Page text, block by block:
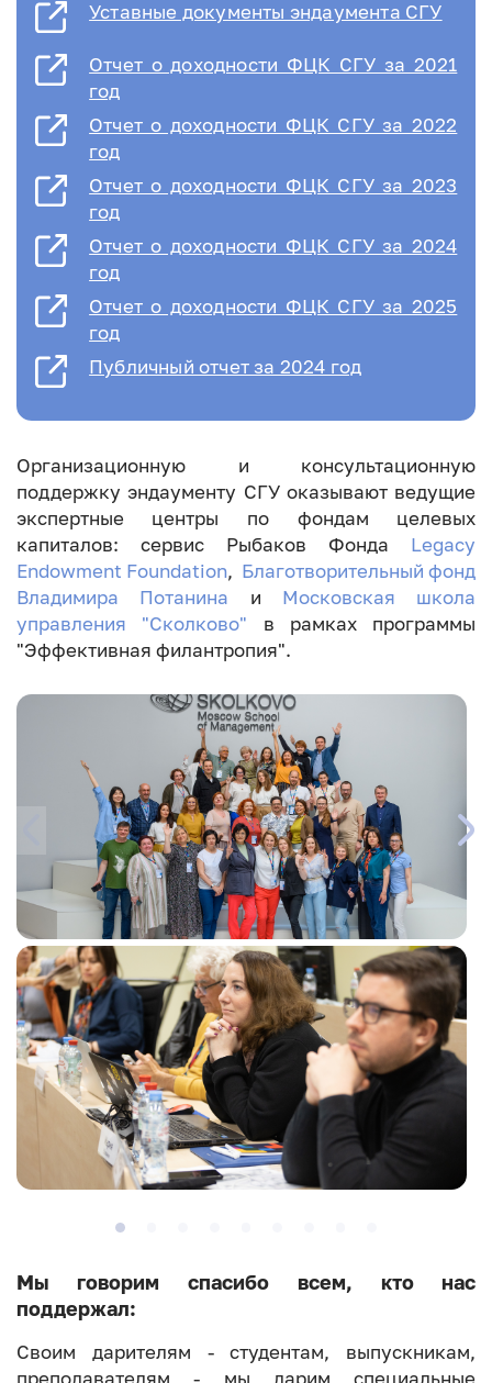
Уставные документы эндаумента СГУ
Отчет о доходности ФЦК СГУ за 2021
год
Отчет о доходности ФЦК СГУ за 2022
год
Отчет о доходности ФЦК СГУ за 2023
год
Отчет о доходности ФЦК СГУ за 2024
год
Отчет о доходности ФЦК СГУ за 2025
год
Публичный отчет за 2024 год
Организационную и консультационную
поддержку эндаументу СГУ оказывают ведущие
экспертные центры по фондам целевых
капиталов: сервис Рыбаков Фонда Legacy
Endowment Foundation, Благотворительный фонд
Владимира Потанина и Московская школа
управления "Сколково" в рамках программы
"Эффективная филантропия".
Мы говорим спасибо всем, кто нас
поддержал:
Своим дарителям - студентам, выпускникам,